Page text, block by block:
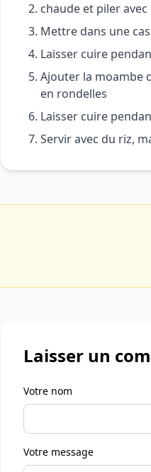
chaude et piler
Mettre dans une
Laisser cuire
Ajouter la moambe
en rondelles
Laisser cuire
Servir avec du riz,
Laisser un
Votre nom
Votre message